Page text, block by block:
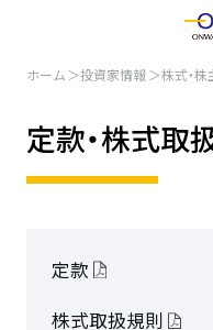
ホーム 投資家情報 株式・
定款・株式取
定款
株式取扱規則